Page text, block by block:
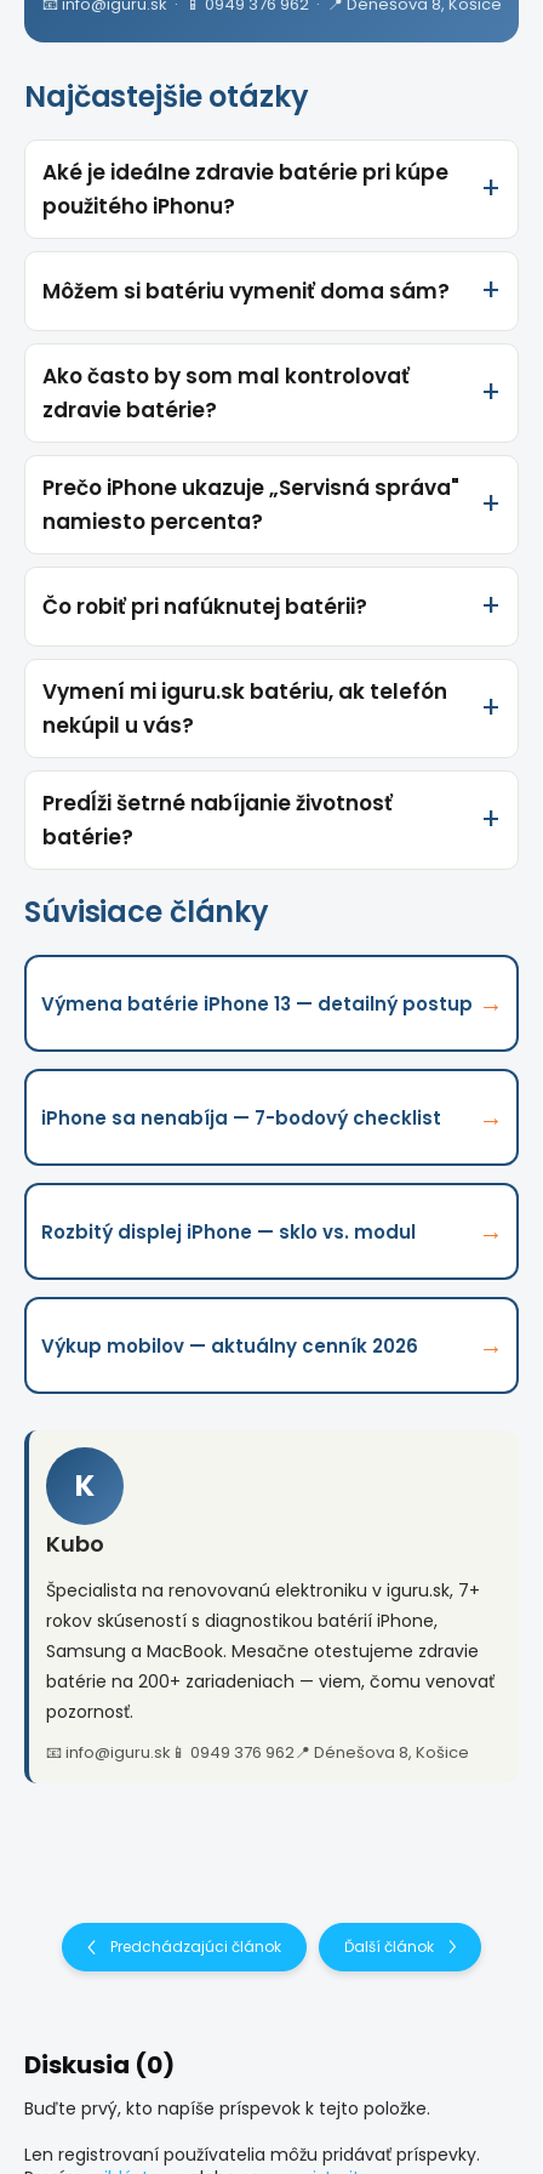
Najčastejšie otázky
Aké je ideálne zdravie batérie pri kúpe
použitého iPhonu?
Môžem si batériu vymeniť doma sám?
Ako často by som mal kontrolovať
zdravie batérie?
Prečo iPhone ukazuje „Servisná správa"
namiesto percenta?
Čo robiť pri nafúknutej batérii?
Vymení mi iguru.sk batériu, ak telefón
nekúpil u vás?
Predĺži šetrné nabíjanie životnosť
batérie?
Súvisiace články
Výmena batérie iPhone 13 — detailný postup →
iPhone sa nenabíja — 7-bodový checklist →
Rozbitý displej iPhone — sklo vs. modul →
Výkup mobilov — aktuálny cenník 2026 →
K
Kubo
Špecialista na renovovanú elektroniku v iguru.sk, 7+
rokov skúseností s diagnostikou batérií iPhone,
Samsung a MacBook. Mesačne otestujeme zdravie
batérie na 200+ zariadeniach — viem, čomu venovať
pozornosť.
📧 info@iguru.sk 📱 0949 376 962📍 Dénešova 8, Košice
Predchádzajúci článok Ďalší článok
Diskusia (0)
Buďte prvý, kto napíše príspevok k tejto položke.
Len registrovaní používatelia môžu pridávať príspevky.